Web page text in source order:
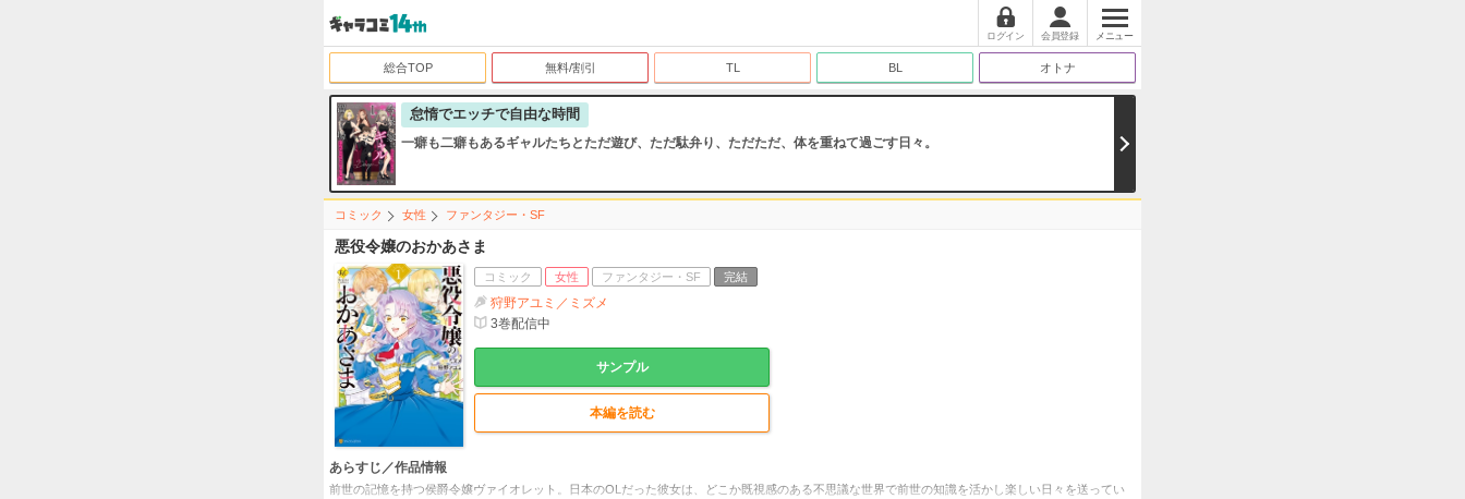
ログイン 会員登録 メニュー
総合TOP 無料/割引 TL BL オトナ
怠惰でエッチで自由な時間
一癖も二癖もあるギャルたちとただ遊び、ただ駄弁り、ただただ、体を重ねて過ごす日々。
コミック 女性 ファンタジー・SF
悪役令嬢のおかあさま
コミック 女性 ファンタジー・SF 完結
狩野アユミ／ミズメ
3巻配信中
サンプル
本編を読む
あらすじ／作品情報
前世の記憶を持つ侯爵令嬢ヴァイオレット。日本のOLだった彼女は、どこか既視感のある不思議な世界で前世の知識を活かし楽しい日々を送ってい